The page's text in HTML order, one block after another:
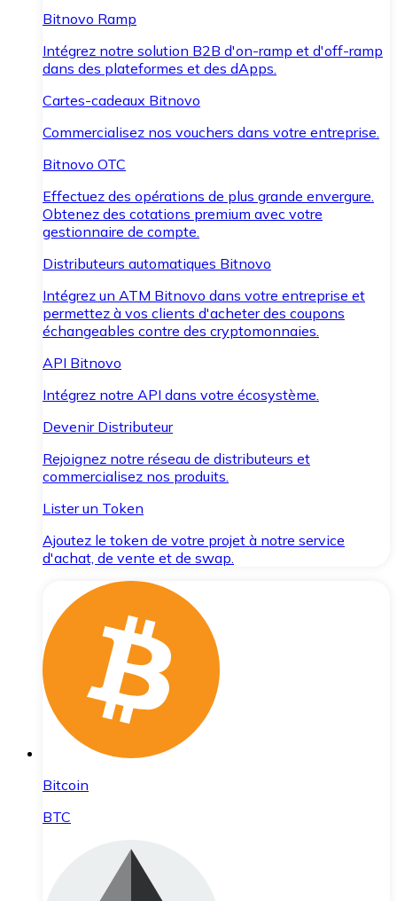
Bitnovo Ramp
Intégrez notre solution B2B d'on-ramp et d'off-ramp
dans des plateformes et des dApps.
Cartes-cadeaux Bitnovo
Commercialisez nos vouchers dans votre entreprise.
Bitnovo OTC
Effectuez des opérations de plus grande envergure.
Obtenez des cotations premium avec votre
gestionnaire de compte.
Distributeurs automatiques Bitnovo
Intégrez un ATM Bitnovo dans votre entreprise et
permettez à vos clients d'acheter des coupons
échangeables contre des cryptomonnaies.
API Bitnovo
Intégrez notre API dans votre écosystème.
Devenir Distributeur
Rejoignez notre réseau de distributeurs et
commercialisez nos produits.
Lister un Token
Ajoutez le token de votre projet à notre service
d'achat, de vente et de swap.
Bitcoin
BTC